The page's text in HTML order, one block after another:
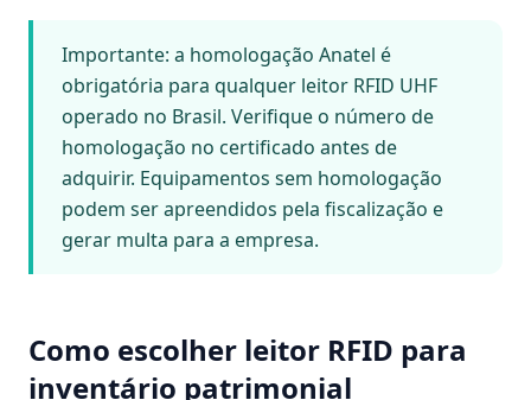
Importante: a homologação Anatel é
obrigatória para qualquer leitor RFID UHF
operado no Brasil. Verifique o número de
homologação no certificado antes de
adquirir. Equipamentos sem homologação
podem ser apreendidos pela fiscalização e
gerar multa para a empresa.
Como escolher leitor RFID para
inventário patrimonial